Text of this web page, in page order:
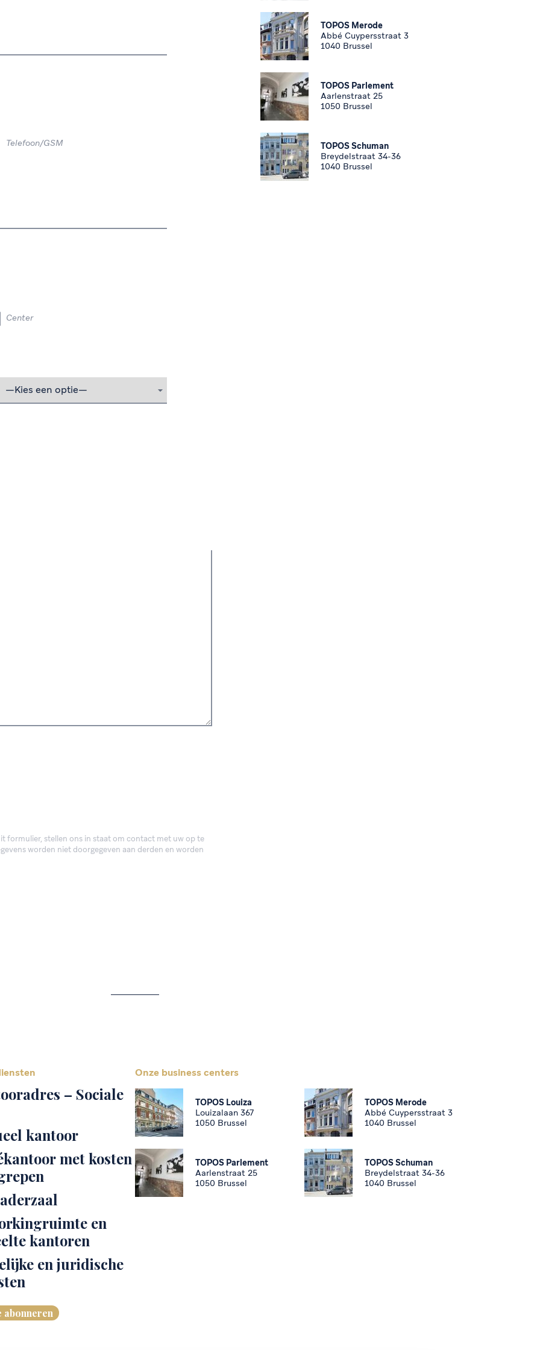
Telefoon/GSM
Center
formulier, stellen ons in staat om contact met uw op te
worden niet doorgegeven aan derden en worden
TOPOS Merode
Abbé Cuypersstraat 3
1040 Brussel
TOPOS Parlement
Aarlenstraat 25
1050 Brussel
TOPOS Schuman
Breydelstraat 34-36
1040 Brussel
– Sociale
kantoor
met kosten
en
kantoren
en juridische
abonneren
Onze business centers
TOPOS Louiza
Louizalaan 367
1050 Brussel
TOPOS Merode
Abbé Cuypersstraat 3
1040 Brussel
TOPOS Parlement
Aarlenstraat 25
1050 Brussel
TOPOS Schuman
Breydelstraat 34-36
1040 Brussel